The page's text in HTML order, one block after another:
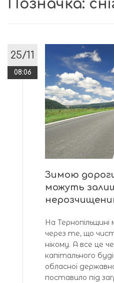
Позначка:
25/11
08:06
Зимою
можуть
На Тернопільщині
через те, що
нікому. А все це
капітального
обласної
поставило під